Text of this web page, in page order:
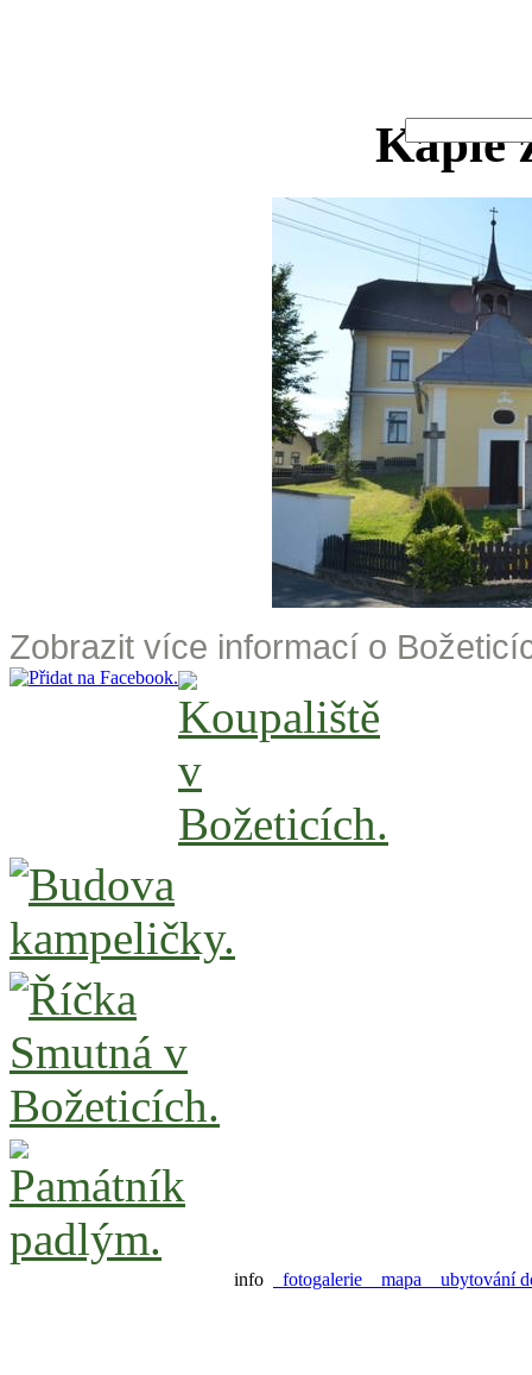
Kaple
Zobrazit více informací o
info fotogalerie mapa ubytování